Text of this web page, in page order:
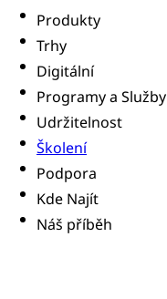
Produkty
Trhy
Digitální
Programy a Služby
Udržitelnost
Školení
Podpora
Kde Najít
Náš příběh